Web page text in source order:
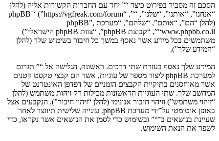
הסכם זה מסביר בפירוט כיצד “” יחד עם החברות הקשורות אליה (להלן
“אנחנו”, “אותנו”, “שלנו”, “”, “https://vgfreak.com/forum”) ו־phpBB
(להלן “הם”, “אותם”, “שלהם”, “מערכת phpBB”,
“www.phpbb.co.il”, “קבוצת phpBB”, “צוות phpBB הישראלי”)
משתמשים בכל מידע אשר נאסף במשך כל חיבור בשימוש שלך (להלן
“המידע שלך”).
המידע שלך נאסף בעזרת שתי דרכים. ראשונה, הגלישה אל “” תגרום
למערכת phpBB ליצור מספר של עוגיות, אשר הם קבצי טקסט קטנים
אשר מאוחסנים בתיקיית הקבצים הזמניים של דפדפן האינטרנט של
המחשב שלך. שתי העוגיות הראשונות מכילות רק זיהות משתמש (להלן
“זיהוי משתמש”) וזיהוי חיבור אנונימי (להלן “זיהוי חיבור”), הנקבעים אצל
באופן אוטומטי על־ידי מערכת phpBB. עוגייה שלישית תיווצר לאחר
שעיינת בנושאים ב־“” ובשימוש כדי לסמן את הנושאים אשר נקראו, כדי
לשפר את הנאת השימוש.